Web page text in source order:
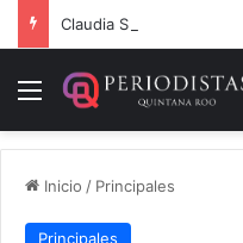
Menú
Inicio / Principales
Principales